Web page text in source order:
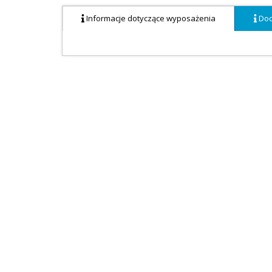
Informacje dotyczące wyposażenia